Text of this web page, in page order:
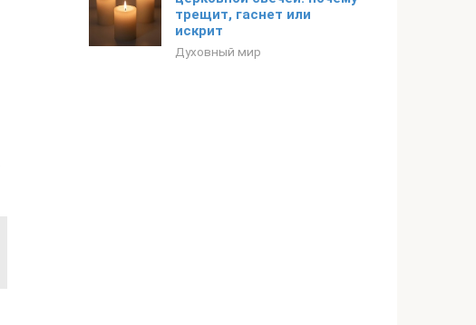
трещит, гаснет или
искрит
Духовный мир